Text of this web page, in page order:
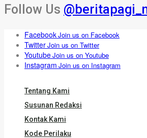
Follow Us
FacebookJoin us on Facebook
TwitterJoin us on Twitter
YoutubeJoin us on Youtube
Instagram Join us on Instagram
Tentang Kami
Susunan Redaksi
Kontak Kami
Kode Perilaku